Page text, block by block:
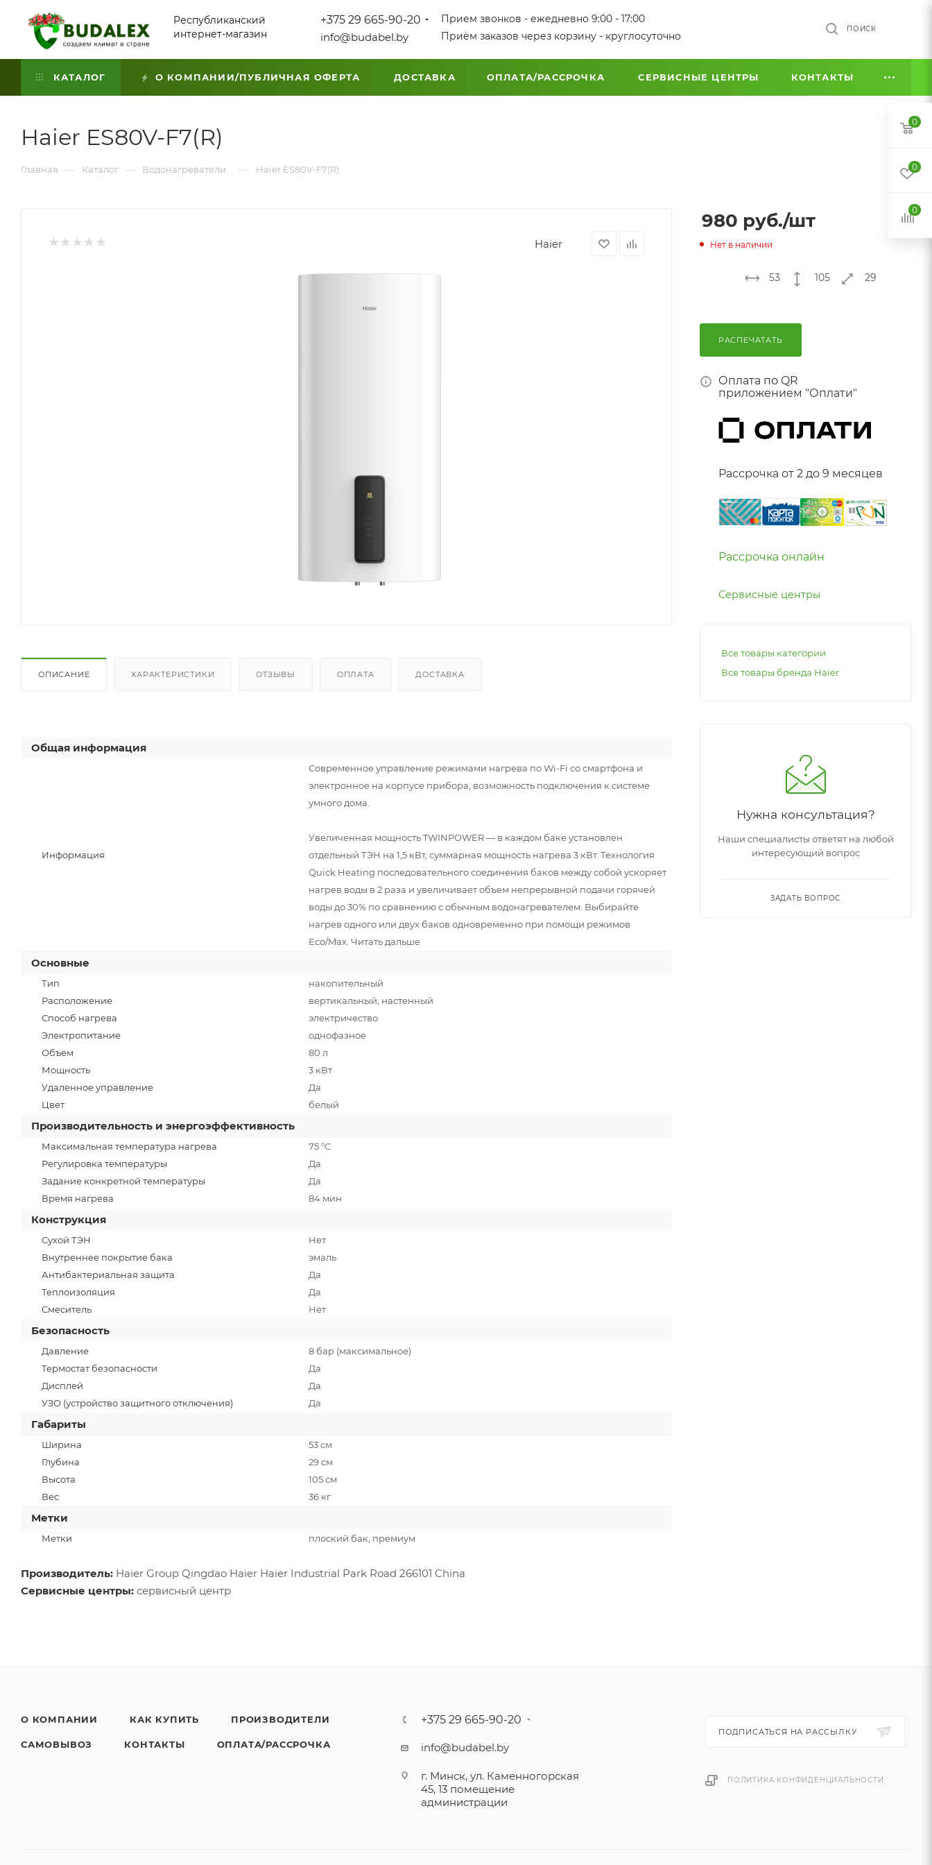
Республиканский
интернет-магазин
+375 29 665-90-20
info@budabel.by
Прием звонков - ежедневно 9:00 - 17:00
Приём заказов через корзину - круглосуточно
ПОИСК
КАТАЛОГ О КОМПАНИИ/ПУБЛИЧНАЯ ОФЕРТА ДОСТАВКА ОПЛАТА/РАССРОЧКА СЕРВИСНЫЕ ЦЕНТРЫ КОНТАКТЫ
Haier ES80V-F7(R)
Главная — Каталог — Водонагреватели — Haier ES80V-F7(R)
Haier
ОПИСАНИЕ ХАРАКТЕРИСТИКИ ОТЗЫВЫ ОПЛАТА ДОСТАВКА
Общая информация
Информация
Современное управление режимами нагрева по Wi-Fi со смартфона и
электронное на корпусе прибора, возможность подключения к системе
умного дома.
Увеличенная мощность TWINPOWER — в каждом баке установлен
отдельный ТЭН на 1,5 кВт, суммарная мощность нагрева 3 кВт. Технология
Quick Heating последовательного соединения баков между собой ускоряет
нагрев воды в 2 раза и увеличивает объем непрерывной подачи горячей
воды до 30% по сравнению с обычным водонагревателем. Выбирайте
нагрев одного или двух баков одновременно при помощи режимов
Eco/Max. Читать дальше
Основные
Тип
накопительный
Расположение
вертикальный, настенный
Способ нагрева
электричество
Электропитание
однофазное
Объем
80 л
Мощность
3 кВт
Удаленное управление
Да
Цвет
белый
Производительность и энергоэффективность
Максимальная температура нагрева
75 °C
Регулировка температуры
Да
Задание конкретной температуры
Да
Время нагрева
84 мин
Конструкция
Сухой ТЭН
Нет
Внутреннее покрытие бака
эмаль
Антибактериальная защита
Да
Теплоизоляция
Да
Смеситель
Нет
Безопасность
Давление
8 бар (максимальное)
Термостат безопасности
Да
Дисплей
Да
УЗО (устройство защитного отключения)
Да
Габариты
Ширина
53 см
Глубина
29 см
Высота
105 см
Вес
36 кг
Метки
Метки плоский бак, премиум
Производитель: Haier Group Qingdao Haier Haier Industrial Park Road 266101 China
Сервисные центры: сервисный центр
980 руб./шт
Нет в наличии
53 105 29
РАСПЕЧАТАТЬ
Оплата по QR
приложением "Оплати"
Рассрочка от 2 до 9 месяцев
Рассрочка онлайн
Сервисные центры
Все товары категории
Все товары бренда Haier
Нужна консультация?
Наши специалисты ответят на любой
интересующий вопрос
ЗАДАТЬ ВОПРОС
О КОМПАНИИ КАК КУПИТЬ ПРОИЗВОДИТЕЛИ
САМОВЫВОЗ КОНТАКТЫ ОПЛАТА/РАССРОЧКА
+375 29 665-90-20
info@budabel.by
г. Минск, ул. Каменногорская
45, 13 помещение
администрации
ПОДПИСАТЬСЯ НА РАССЫЛКУ
ПОЛИТИКА КОНФИДЕНЦИАЛЬНОСТИ
0
0
0